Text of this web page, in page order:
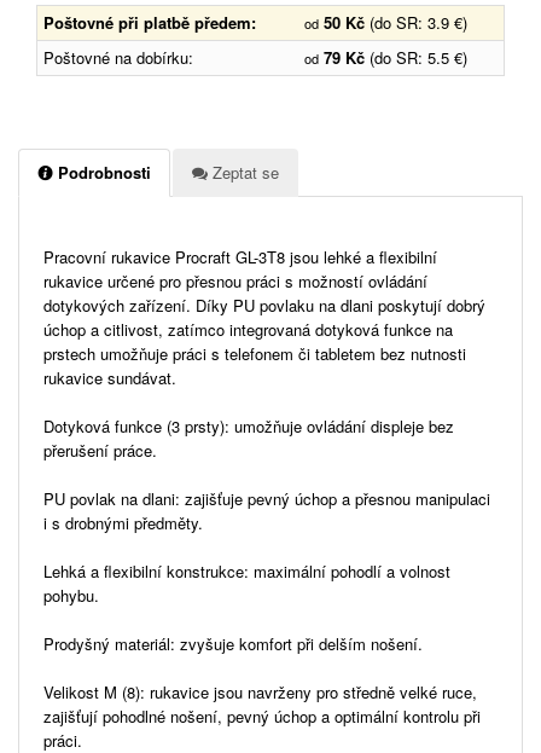
Poštovné při platbě předem: od 50 Kč (do SR: 3.9 €)
Poštovné na dobírku:
od 79 Kč (do SR: 5.5 €)
Podrobnosti Zeptat se
Pracovní rukavice Procraft GL-3T8 jsou lehké a flexibilní
rukavice určené pro přesnou práci s možností ovládání
dotykových zařízení. Díky PU povlaku na dlani poskytují dobrý
úchop a citlivost, zatímco integrovaná dotyková funkce na
prstech umožňuje práci s telefonem či tabletem bez nutnosti
rukavice sundávat.
Dotyková funkce (3 prsty): umožňuje ovládání displeje bez
přerušení práce.
PU povlak na dlani: zajišťuje pevný úchop a přesnou manipulaci
i s drobnými předměty.
Lehká a flexibilní konstrukce: maximální pohodlí a volnost
pohybu.
Prodyšný materiál: zvyšuje komfort při delším nošení.
Velikost M (8): rukavice jsou navrženy pro středně velké ruce,
zajišťují pohodlné nošení, pevný úchop a optimální kontrolu při
práci.